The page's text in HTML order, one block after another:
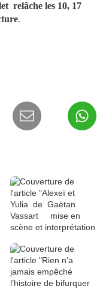
relâche les 10, 17
.